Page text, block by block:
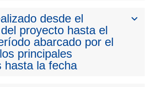
desde el
proyecto hasta el
abarcado por el
principales
hasta la fecha